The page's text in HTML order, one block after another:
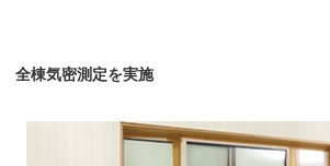
全棟気密測定を実施